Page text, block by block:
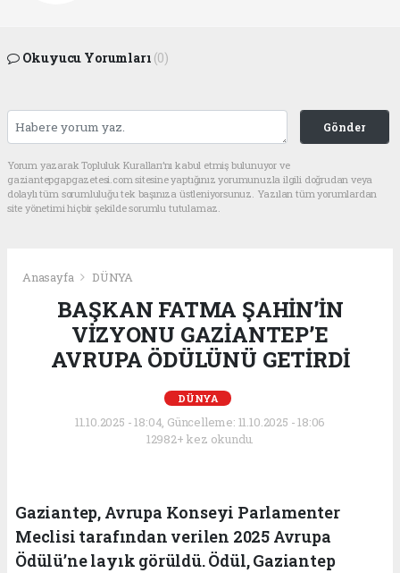
Okuyucu Yorumları (0)
Gönder
Yorum yazarak Topluluk Kuralları’nı kabul etmiş bulunuyor ve
gaziantepgapgazetesi.com sitesine yaptığınız yorumunuzla ilgili doğrudan veya
dolaylı tüm sorumluluğu tek başınıza üstleniyorsunuz. Yazılan tüm yorumlardan
site yönetimi hiçbir şekilde sorumlu tutulamaz.
Anasayfa DÜNYA
BAŞKAN FATMA ŞAHİN’İN
VİZYONU GAZİANTEP’E
AVRUPA ÖDÜLÜNÜ GETİRDİ
DÜNYA
11.10.2025 - 18:04, Güncelleme: 11.10.2025 - 18:06
12982+ kez okundu.
Gaziantep, Avrupa Konseyi Parlamenter
Meclisi tarafından verilen 2025 Avrupa
Ödülü’ne layık görüldü. Ödül, Gaziantep